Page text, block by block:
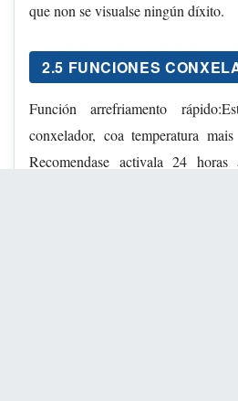
que non se visualse ningún díxito.
2.5 FUNCIONES
Función arrefriamento
conxelador, coa temperatura
Recomendase activala 24